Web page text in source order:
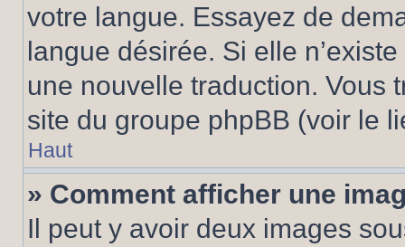
votre langue. Essayez de
langue désirée. Si elle
une nouvelle traduction. Vous
site du groupe phpBB (voir le
Haut
» Comment afficher une
Il peut y avoir deux images